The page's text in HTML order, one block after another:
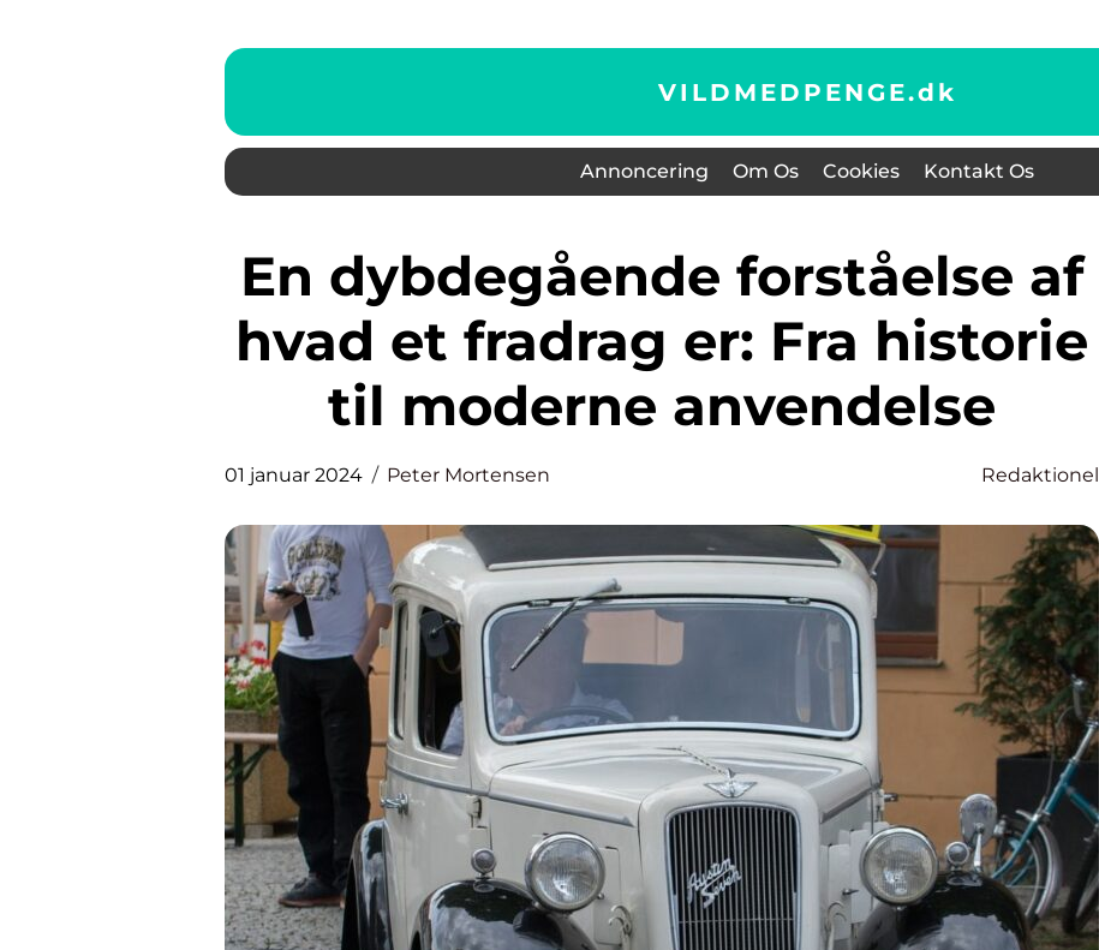
VILDMEDPENGE.dk
Annoncering Om Os Cookies Kontakt Os
En dybdegående forståelse af
hvad et fradrag er: Fra historie
til moderne anvendelse
01 januar 2024 Peter Mortensen Redaktionel